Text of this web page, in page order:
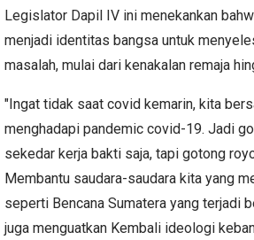
Legislator Dapil IV ini menekankan
menjadi identitas bangsa untuk
masalah, mulai dari kenakalan remaja
"Ingat tidak saat covid kemarin, kita
menghadapi pandemic covid-19. Jadi
sekedar kerja bakti saja, tapi gotong
Membantu saudara-saudara kita yang
seperti Bencana Sumatera yang terjadi
juga menguatkan Kembali ideologi